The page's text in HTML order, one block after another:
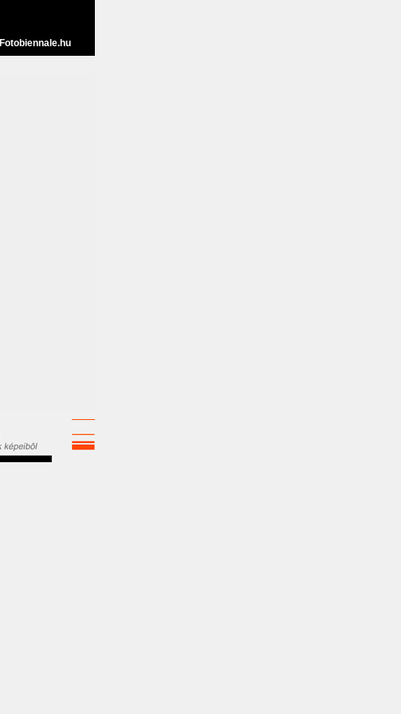
Fotobiennale.hu